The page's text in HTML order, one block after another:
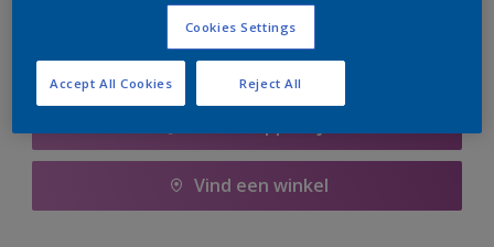
Vind een winkel
Cookies Settings
Reject All
Accept All Cookies